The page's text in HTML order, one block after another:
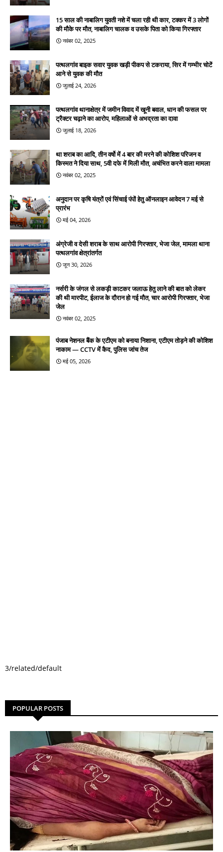
15 साल की नाबालिग युवती नशे में चला रही थी कार, टक्कर में 3 लोगों
की मौके पर मौत, नाबालिग चालक व उसके पिता को किया गिरफ्तार
नवंबर 02, 2025
पत्थलगांव बाइक सवार युवक खड़ी पीकप से टकराया, सिर में गम्भीर चोटें
आने से युवक की मौत
जुलाई 24, 2026
पत्थलगांव थानाक्षेत्र में जमीन विवाद में खूनी बवाल, धान की फसल पर
ट्रैक्टर चढ़ाने का आरोप, महिलाओं से अभद्रता का दावा
जुलाई 18, 2026
था शराब का आदि, तीन वर्षो में 4 बार की मरने की कोशिश परिजन व
किस्मत ने दिया साथ, 5वी दफे में मिली मौत, अचंभित करने वाला मामला
नवंबर 02, 2025
अनुदान पर कृषि यंत्रों एवं सिंचाई पंपों हेतु ऑनलाइन आवेदन 7 मई से
प्रारंभ
मई 04, 2026
अंग्रेजी व देसी शराब के साथ आरोपी गिरफ्तार, भेजा जेल, मामला थाना
पत्थलगांव क्षेत्रांतर्गत
जून 30, 2026
नर्सरी के जंगल से लकड़ी काटकर जलाऊ हेतु लाने की बात को लेकर
की थी मारपीट, ईलाज के दौरान हो गई मौत, चार आरोपी गिरफ्तार, भेजा
जेल
नवंबर 02, 2025
पंजाब नेशनल बैंक के एटीएम को बनाया निशाना, एटीएम तोड़ने की कोशिश
नाकाम — CCTV में कैद, पुलिस जांच तेज
मई 05, 2026
3/related/default
POPULAR POSTS